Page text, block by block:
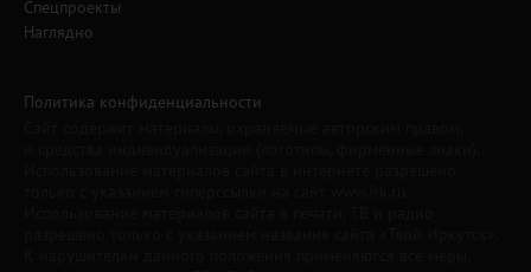
Спецпроекты
Наглядно
Политика конфиденциальности